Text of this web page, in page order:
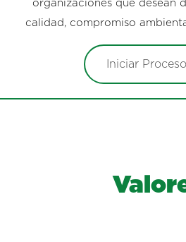
organizaciones que desean
calidad, compromiso
Iniciar Proceso